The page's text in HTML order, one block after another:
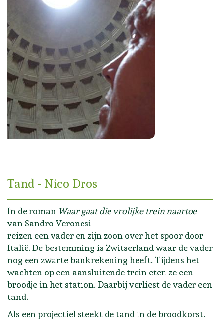
Tand - Nico Dros
In de roman Waar gaat die vrolijke trein naartoe
van Sandro Veronesi
reizen een vader en zijn zoon over het spoor door
Italië. De bestemming is Zwitserland waar de vader
nog een zwarte bankrekening heeft. Tijdens het
wachten op een aansluitende trein eten ze een
broodje in het station. Daarbij verliest de vader een
tand.
Als een projectiel steekt de tand in de broodkorst.